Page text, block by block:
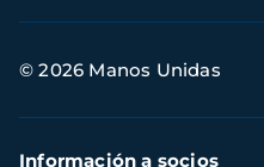
de
© 2026 Manos Unidas
Menú
Información a socios